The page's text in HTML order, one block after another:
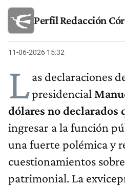
Perfil Redacción
11-06-2026 15:32
Las declaraciones
presidencial
dólares no declarados
ingresar a la función
una fuerte polémica y
cuestionamientos
patrimonial. La